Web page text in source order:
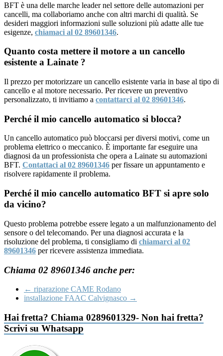
BFT è una delle marche leader nel settore delle automazioni per
cancelli, ma collaboriamo anche con altri marchi di qualità. Se
desideri maggiori informazioni sulle soluzioni più adatte alle tue
esigenze, chiamaci al 02 89601346.
Quanto costa mettere il motore a un cancello
esistente a Lainate ?
Il prezzo per motorizzare un cancello esistente varia in base al tipo di
cancello e al motore necessario. Per ricevere un preventivo
personalizzato, ti invitiamo a contattarci al 02 89601346.
Perché il mio cancello automatico si blocca?
Un cancello automatico può bloccarsi per diversi motivi, come un
problema elettrico o meccanico. È importante far eseguire una
diagnosi da un professionista che opera a Lainate su automazioni
BFT. Contattaci al 02 89601346 per fissare un appuntamento e
risolvere rapidamente il problema.
Perché il mio cancello automatico BFT si apre solo
da vicino?
Questo problema potrebbe essere legato a un malfunzionamento del
sensore o del telecomando. Per una diagnosi accurata e la
risoluzione del problema, ti consigliamo di chiamarci al 02
89601346 per ricevere assistenza immediata.
Chiama 02 89601346 anche per:
← riparazione CAME Rodano
installazione FAAC Calvignasco →
Hai fretta? Chiama 0289601329- Non hai fretta?
Scrivi su Whatsapp